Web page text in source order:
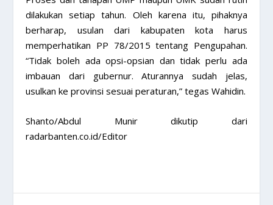
dilakukan setiap tahun. Oleh karena itu, pihaknya
berharap, usulan dari kabupaten kota harus
memperhatikan PP 78/2015 tentang Pengupahan.
“Tidak boleh ada opsi-opsian dan tidak perlu ada
imbauan dari gubernur. Aturannya sudah jelas,
usulkan ke provinsi sesuai peraturan,” tegas Wahidin.
Shanto/Abdul Munir dikutip dari
radarbanten.co.id/Editor